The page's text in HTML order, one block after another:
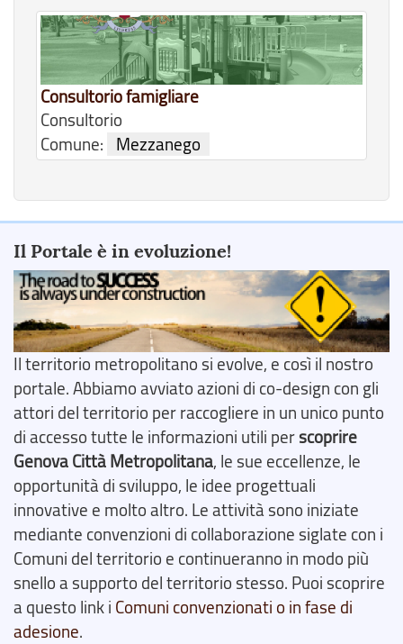
Consultorio famigliare
Consultorio
Comune:
Mezzanego
Il Portale è in evoluzione!
Il territorio metropolitano si evolve, e così il nostro
portale. Abbiamo avviato azioni di co-design con gli
attori del territorio per raccogliere in un unico punto
di accesso tutte le informazioni utili perscoprire
Genova Città Metropolitana, le sue eccellenze, le
opportunità di sviluppo, le idee progettuali
innovative e molto altro. Le attività sono iniziate
mediante convenzioni di collaborazione siglate con i
Comuni del territorio e continueranno in modo più
snello a supporto del territorio stesso. Puoi scoprire
a questo link i Comuni convenzionati o in fase di
adesione.